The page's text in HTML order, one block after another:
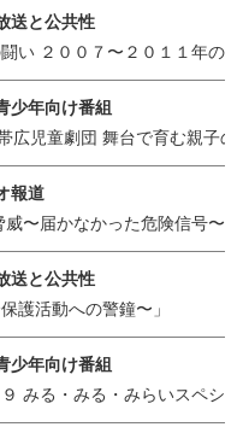
送と公共性
闘い ２００７〜２０１１年の
少年向け番組
広児童劇団 舞台で育む親子
報道
威〜届かなかった危険信号〜
送と公共性
護活動への警鐘〜」
少年向け番組
９ みる・みる・みらいスペシ